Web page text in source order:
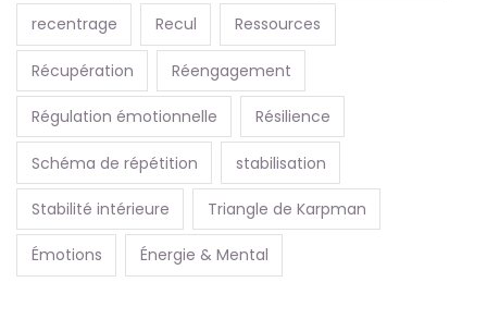
recentrage Recul Ressources
Récupération Réengagement
Régulation émotionnelle Résilience
Schéma de répétition stabilisation
Stabilité intérieure Triangle de Karpman
Émotions Énergie & Mental